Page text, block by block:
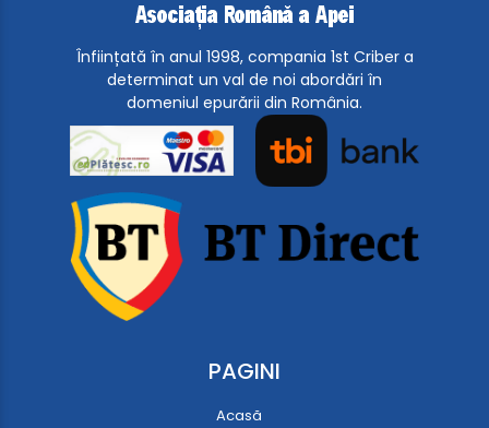
Înființată în anul 1998, compania 1st Criber a
determinat un val de noi abordări în
domeniul epurării din România.
PAGINI
Acasă